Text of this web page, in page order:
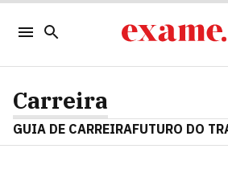
Carreira
GUIA DE CARREIRAFUTURO DO